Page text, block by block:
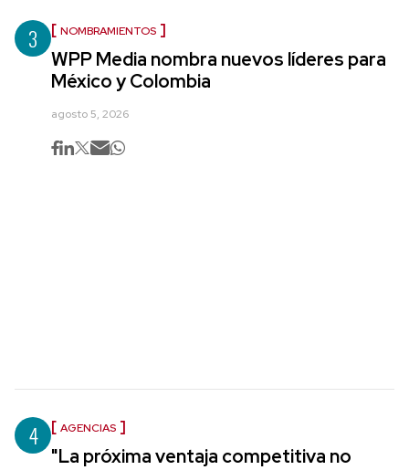
3 NOMBRAMIENTOS
WPP Media nombra nuevos líderes para
México y Colombia
agosto 5, 2026
4 AGENCIAS
"La próxima ventaja competitiva no